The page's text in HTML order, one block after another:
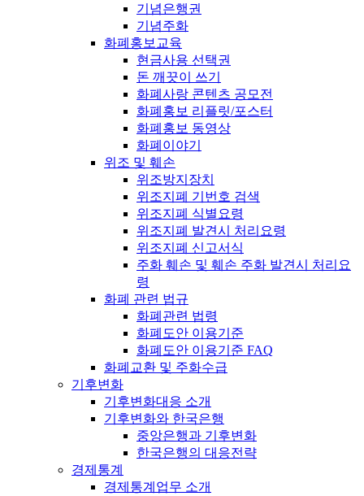
기념은행권
기념주화
화폐홍보교육
현금사용 선택권
돈 깨끗이 쓰기
화폐사랑 콘텐츠 공모전
화폐홍보 리플릿/포스터
화폐홍보 동영상
화폐이야기
위조 및 훼손
위조방지장치
위조지폐 기번호 검색
위조지폐 식별요령
위조지폐 발견시 처리요령
위조지폐 신고서식
주화 훼손 및 훼손 주화 발견시 처리요
령
화폐 관련 법규
화폐관련 법령
화폐도안 이용기준
화폐도안 이용기준 FAQ
화폐교환 및 주화수급
기후변화
기후변화대응 소개
기후변화와 한국은행
중앙은행과 기후변화
한국은행의 대응전략
경제통계
경제통계업무 소개